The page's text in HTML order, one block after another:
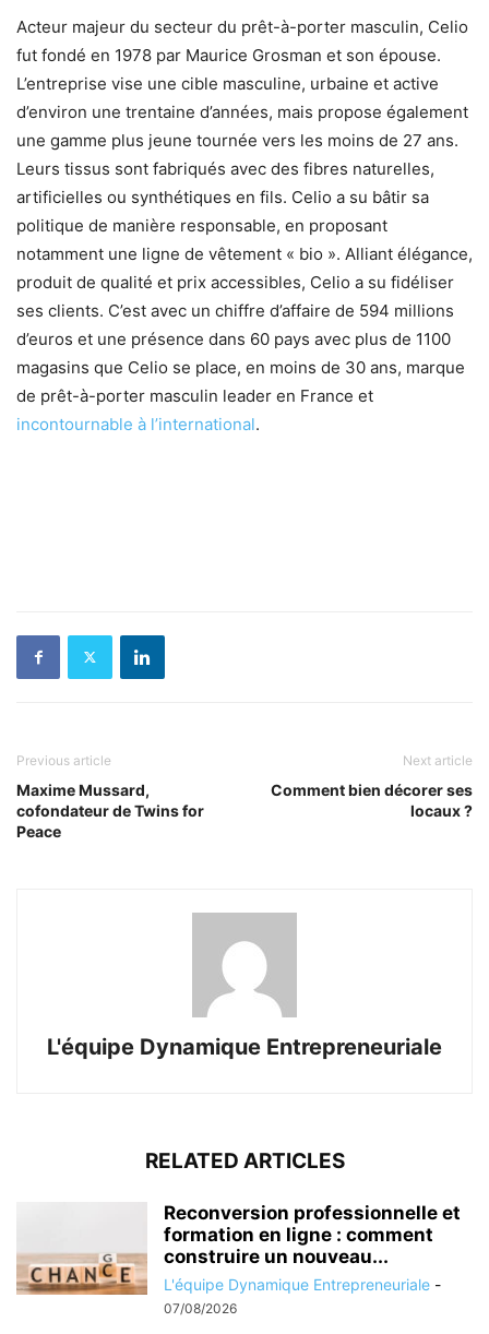
Acteur majeur du secteur du prêt-à-porter masculin, Celio
fut fondé en 1978 par Maurice Grosman et son épouse.
L’entreprise vise une cible masculine, urbaine et active
d’environ une trentaine d’années, mais propose également
une gamme plus jeune tournée vers les moins de 27 ans.
Leurs tissus sont fabriqués avec des fibres naturelles,
artificielles ou synthétiques en fils. Celio a su bâtir sa
politique de manière responsable, en proposant
notamment une ligne de vêtement « bio ». Alliant élégance,
produit de qualité et prix accessibles, Celio a su fidéliser
ses clients. C’est avec un chiffre d’affaire de 594 millions
d’euros et une présence dans 60 pays avec plus de 1100
magasins que Celio se place, en moins de 30 ans, marque
de prêt-à-porter masculin leader en France et
incontournable à l’international.
Previous article
Maxime Mussard,
cofondateur de Twins for
Peace
Next article
Comment bien décorer ses
locaux ?
L'équipe Dynamique Entrepreneuriale
RELATED ARTICLES
Reconversion professionnelle et
formation en ligne : comment
construire un nouveau...
L'équipe Dynamique Entrepreneuriale -
07/08/2026